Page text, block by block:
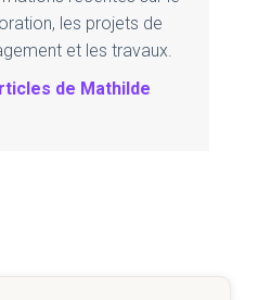
les projets de
et les travaux.
de Mathilde